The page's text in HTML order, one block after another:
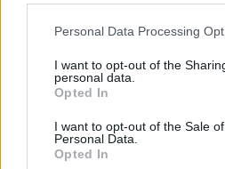
Personal Data Processing
I want to opt-out of the
personal data.
Opted In
I want to opt-out of the Sale
Personal Data.
Opted In
Perpetual 36mm, τα οποία
ροζ, κίτρινο, πράσινο,
χρώμα. Και τα πέντε ρολόγια
Chromalight επίστρωση, που
νύχτας. Σύμφωνα με το
τα μοντέλα, εκτός από το